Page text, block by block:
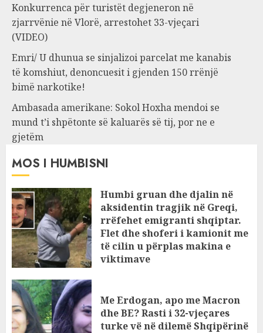
Konkurrenca për turistët degjeneron në
zjarrvënie në Vlorë, arrestohet 33-vjeçari
(VIDEO)
Emri/ U dhunua se sinjalizoi parcelat me kanabis
të komshiut, denoncuesit i gjenden 150 rrënjë
bimë narkotike!
Ambasada amerikane: Sokol Hoxha mendoi se
mund t’i shpëtonte së kaluarës së tij, por ne e
gjetëm
MOS I HUMBISNI
Humbi gruan dhe djalin në
aksidentin tragjik në Greqi,
rrëfehet emigranti shqiptar.
Flet dhe shoferi i kamionit me
të cilin u përplas makina e
viktimave
Me Erdogan, apo me Macron
dhe BE? Rasti i 32-vjeçares
turke vë në dilemë Shqipërinë